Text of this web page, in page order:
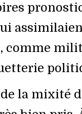
comme
la mixité